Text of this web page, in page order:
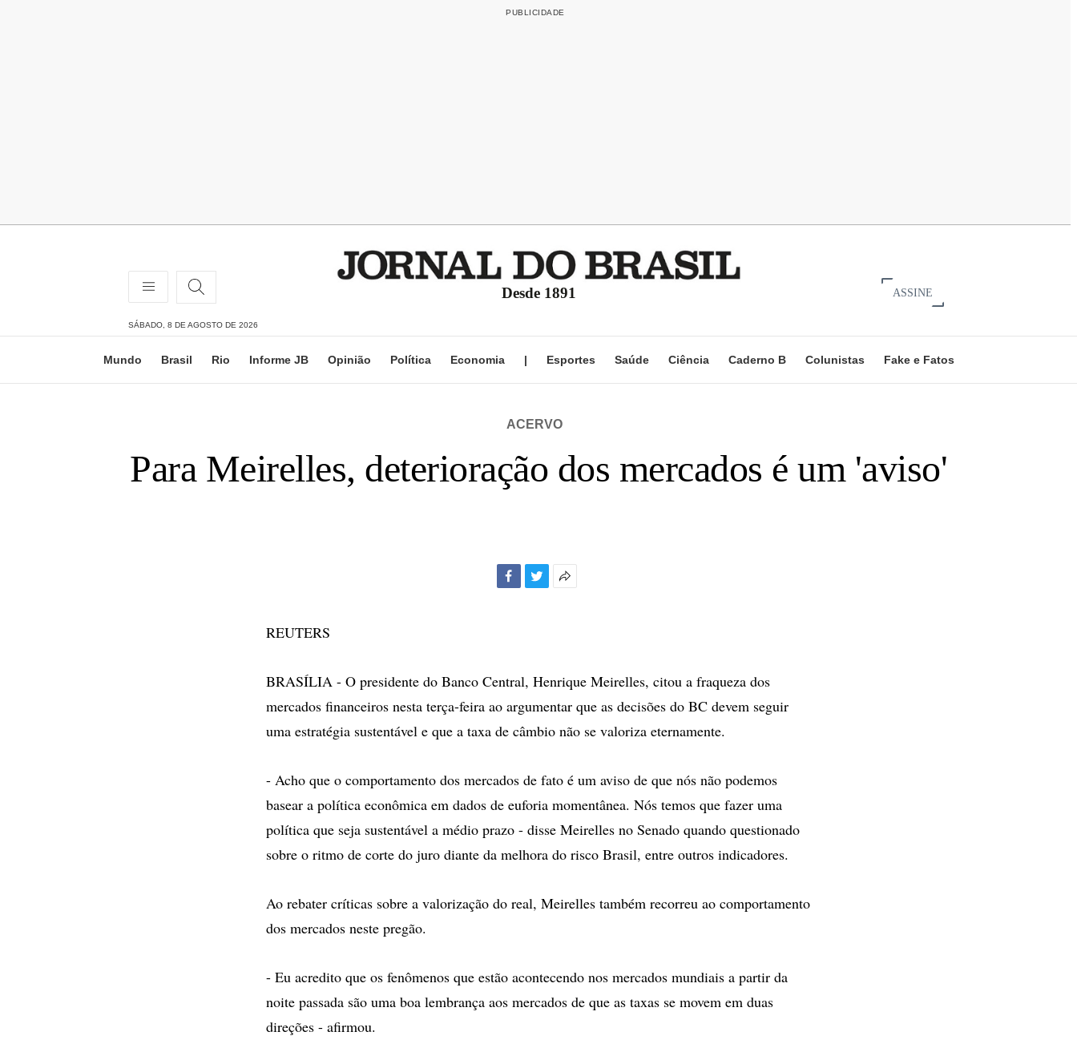
Desde 1891 ASSINE
SÁBADO, 8 DE AGOSTO DE 2026
Mundo Brasil Rio Informe JB Opinião Política Economia | Esportes Saúde Ciência Caderno B Colunistas Fake e Fatos
ACERVO
Para Meirelles, deterioração dos mercados é um 'aviso'
REUTERS
BRASÍLIA - O presidente do Banco Central, Henrique Meirelles, citou a fraqueza dos
mercados financeiros nesta terça-feira ao argumentar que as decisões do BC devem seguir
uma estratégia sustentável e que a taxa de câmbio não se valoriza eternamente.
- Acho que o comportamento dos mercados de fato é um aviso de que nós não podemos
basear a política econômica em dados de euforia momentânea. Nós temos que fazer uma
política que seja sustentável a médio prazo - disse Meirelles no Senado quando questionado
sobre o ritmo de corte do juro diante da melhora do risco Brasil, entre outros indicadores.
Ao rebater críticas sobre a valorização do real, Meirelles também recorreu ao comportamento
dos mercados neste pregão.
- Eu acredito que os fenômenos que estão acontecendo nos mercados mundiais a partir da
noite passada são uma boa lembrança aos mercados de que as taxas se movem em duas
direções - afirmou.